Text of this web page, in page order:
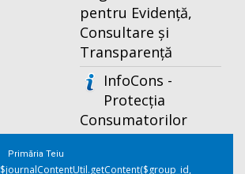
pentru Evidență,
Consultare și
Transparență
InfoCons -
Protecția
Consumatorilor
Primăria Teiu
$journalContentUtil.getContent($group_id,